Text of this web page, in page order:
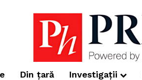
Din țară Investigații